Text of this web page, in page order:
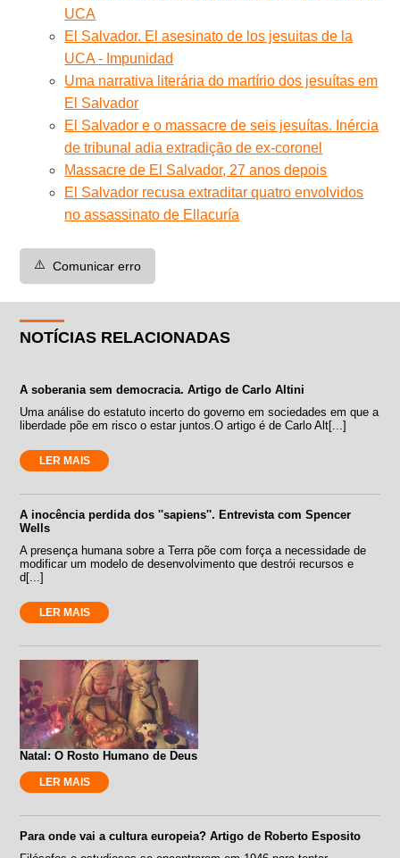
UCA
El Salvador. El asesinato de los jesuitas de la
UCA - Impunidad
Uma narrativa literária do martírio dos jesuítas em
El Salvador
El Salvador e o massacre de seis jesuítas. Inércia
de tribunal adia extradição de ex-coronel
Massacre de El Salvador, 27 anos depois
El Salvador recusa extraditar quatro envolvidos
no assassinato de Ellacuría
⚠️ Comunicar erro
NOTÍCIAS RELACIONADAS
A soberania sem democracia. Artigo de Carlo Altini
Uma análise do estatuto incerto do governo em sociedades em que a
liberdade põe em risco o estar juntos.O artigo é de Carlo Alt[...]
LER MAIS
A inocência perdida dos ''sapiens''. Entrevista com Spencer
Wells
A presença humana sobre a Terra põe com força a necessidade de
modificar um modelo de desenvolvimento que destrói recursos e
d[...]
LER MAIS
Natal: O Rosto Humano de Deus
LER MAIS
Para onde vai a cultura europeia? Artigo de Roberto Esposito